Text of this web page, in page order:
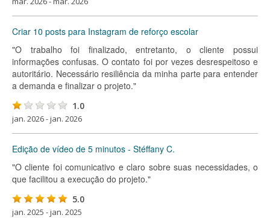
Criar 10 posts para Instagram de reforço escolar
"O trabalho foi finalizado, entretanto, o cliente possui
informações confusas. O contato foi por vezes desrespeitoso e
autoritário. Necessário resiliência da minha parte para entender
a demanda e finalizar o projeto."
1.0
jan. 2026 - jan. 2026
Edição de vídeo de 5 minutos - Stéffany C.
"O cliente foi comunicativo e claro sobre suas necessidades, o
que facilitou a execução do projeto."
5.0
jan. 2025 - jan. 2025